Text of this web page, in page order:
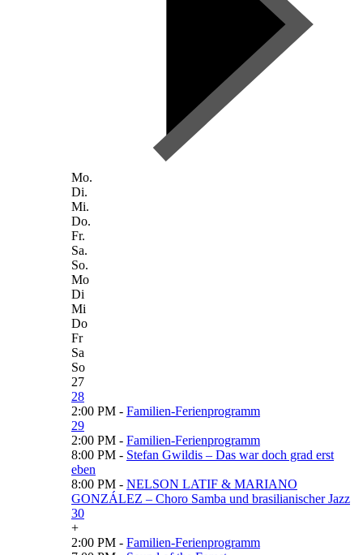
Mo.
Di.
Mi.
Do.
Fr.
Sa.
So.
Mo
Di
Mi
Do
Fr
Sa
So
27
28
2:00 PM - Familien-Ferienprogramm
29
2:00 PM - Familien-Ferienprogramm
8:00 PM - Stefan Gwildis – Das war doch grad erst
eben
8:00 PM - NELSON LATIF & MARIANO
GONZÁLEZ – Choro Samba und brasilianischer Jazz
30
+
2:00 PM - Familien-Ferienprogramm